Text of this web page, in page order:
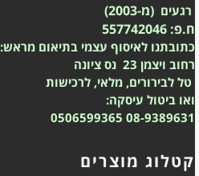
רגעים (מ-2003)
ח.פ: 557742046
כתובתנו לאיסוף עצמי בתיאום מראש:
רחוב ויצמן 23 נס ציונה
טל לבירורים, מלאי, לרכישות
ואו ביטול עיסקה:
08-9389631
0506599365
קטלוג מוצרים